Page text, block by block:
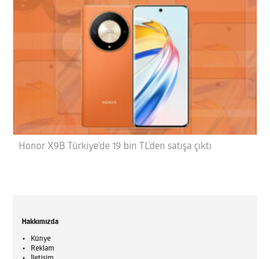
Honor X9B Türkiye’de 19 bin TL’den satışa çıktı
Hakkımızda
Künye
Reklam